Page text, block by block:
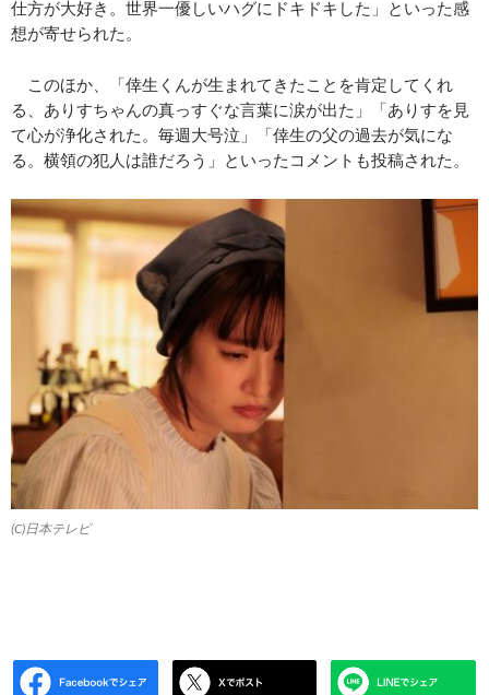
仕方が大好き。世界一優しいハグにドキドキした」といった感
想が寄せられた。
このほか、「倖生くんが生まれてきたことを肯定してくれ
る、ありすちゃんの真っすぐな言葉に涙が出た」「ありすを見
て心が浄化された。毎週大号泣」「倖生の父の過去が気にな
る。横領の犯人は誰だろう」といったコメントも投稿された。
(C)日本テレビ